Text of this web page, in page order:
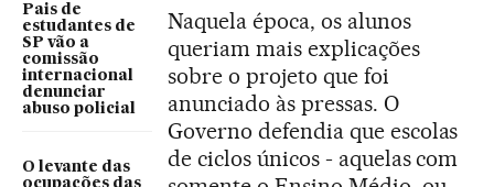
Pais de
estudantes de
SP vão a
comissão
internacional
denunciar
abuso policial
O levante das
ocupações das
Naquela época, os alunos
queriam mais explicações
sobre o projeto que foi
anunciado às pressas. O
Governo defendia que escolas
de ciclos únicos - aquelas com